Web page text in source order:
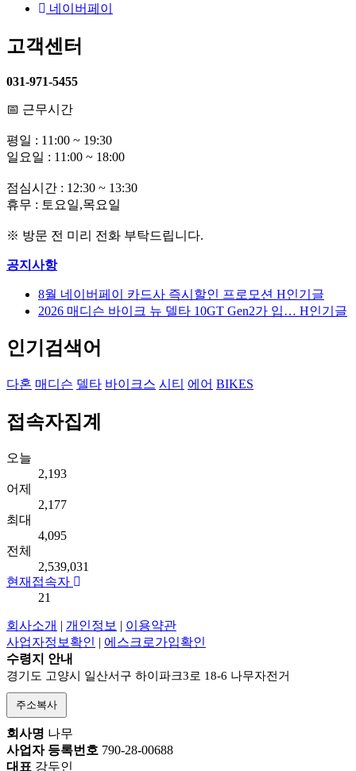
네이버페이
고객센터
031-971-5455
📅 근무시간
평일 : 11:00 ~ 19:30
일요일 : 11:00 ~ 18:00
점심시간 : 12:30 ~ 13:30
휴무 : 토요일,목요일
※ 방문 전 미리 전화 부탁드립니다.
공지사항
8월 네이버페이 카드사 즉시할인 프로모션 H인기글
2026 매디슨 바이크 뉴 델타 10GT Gen2가 입… H인기글
인기검색어
다혼 매디슨 델타 바이크스 시티 에어 BIKES
접속자집계
오늘
2,193
어제
2,177
최대
4,095
전체
2,539,031
현재접속자
21
회사소개 | 개인정보 | 이용약관
사업자정보확인 | 에스크로가입확인
수령지 안내
경기도 고양시 일산서구 하이파크3로 18-6 나무자전거
주소복사
회사명 나무
사업자 등록번호 790-28-00688
대표 강두인